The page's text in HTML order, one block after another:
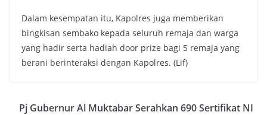
Dalam kesempatan itu, Kapolres juga memberikan
bingkisan sembako kepada seluruh remaja dan warga
yang hadir serta hadiah door prize bagi 5 remaja yang
berani berinteraksi dengan Kapolres. (Lif)
Pj Gubernur Al Muktabar Serahkan 690 Sertifikat NI